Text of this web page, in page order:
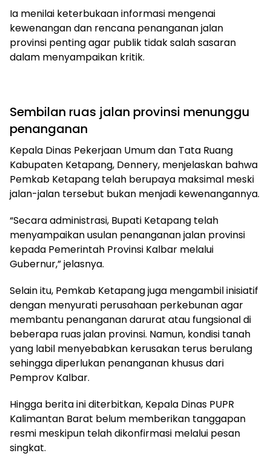
Ia menilai keterbukaan informasi mengenai
kewenangan dan rencana penanganan jalan
provinsi penting agar publik tidak salah sasaran
dalam menyampaikan kritik.
Sembilan ruas jalan provinsi menunggu
penanganan
Kepala Dinas Pekerjaan Umum dan Tata Ruang
Kabupaten Ketapang, Dennery, menjelaskan bahwa
Pemkab Ketapang telah berupaya maksimal meski
jalan-jalan tersebut bukan menjadi kewenangannya.
“Secara administrasi, Bupati Ketapang telah
menyampaikan usulan penanganan jalan provinsi
kepada Pemerintah Provinsi Kalbar melalui
Gubernur,” jelasnya.
Selain itu, Pemkab Ketapang juga mengambil inisiatif
dengan menyurati perusahaan perkebunan agar
membantu penanganan darurat atau fungsional di
beberapa ruas jalan provinsi. Namun, kondisi tanah
yang labil menyebabkan kerusakan terus berulang
sehingga diperlukan penanganan khusus dari
Pemprov Kalbar.
Hingga berita ini diterbitkan, Kepala Dinas PUPR
Kalimantan Barat belum memberikan tanggapan
resmi meskipun telah dikonfirmasi melalui pesan
singkat.